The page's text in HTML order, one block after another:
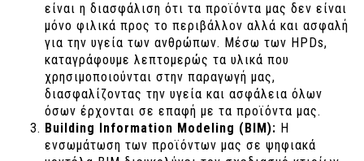
είναι η διασφάλιση ότι τα προϊόντα μας δεν είναι
μόνο φιλικά προς το περιβάλλον αλλά και ασφαλή
για την υγεία των ανθρώπων. Μέσω των HPDs,
καταγράφουμε λεπτομερώς τα υλικά που
χρησιμοποιούνται στην παραγωγή μας,
διασφαλίζοντας την υγεία και ασφάλεια όλων
όσων έρχονται σε επαφή με τα προϊόντα μας.
Building Information Modeling (BIM): Η
ενσωμάτωση των προϊόντων μας σε ψηφιακά